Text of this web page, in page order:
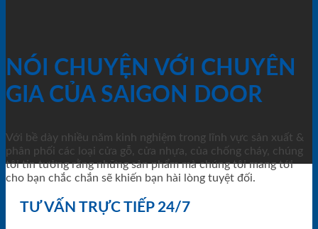
NÓI CHUYỆN VỚI CHUYÊN
GIA CỦA SAIGON DOOR
Với bề dày nhiều năm kinh nghiệm trong lĩnh vực sản xuất &
phân phối các loại cửa gỗ, cửa nhựa, của chống cháy, chúng
tôi tin tưởng rằng những sản phẩm mà chúng tôi mang tới
cho bạn chắc chắn sẽ khiến bạn hài lòng tuyệt đối.
TƯ VẤN TRỰC TIẾP 24/7